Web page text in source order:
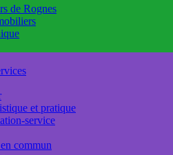
de Rognes
et pratique
service
commun